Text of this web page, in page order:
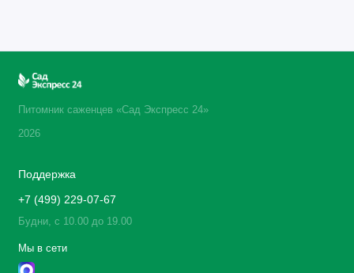
Питомник саженцев «Сад Экспресс 24»
2026
Поддержка
+7 (499) 229-07-67
Будни, с 10.00 до 19.00
Мы в сети